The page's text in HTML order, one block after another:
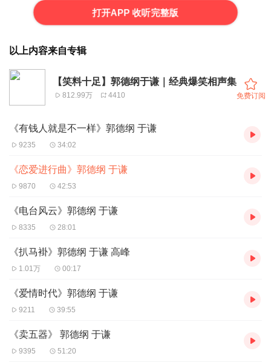
打开APP 收听完整版
以上内容来自专辑
【笑料十足】郭德纲于谦｜经典爆笑相声集
812.99万 4410 免费订阅
《有钱人就是不一样》郭德纲 于谦
9235 34:02
《恋爱进行曲》郭德纲 于谦
9870 42:53
《电台风云》郭德纲 于谦
8335 28:01
《扒马褂》郭德纲 于谦 高峰
1.01万 00:17
《爱情时代》郭德纲 于谦
9211 39:55
《卖五器》 郭德纲 于谦
9395 51:20